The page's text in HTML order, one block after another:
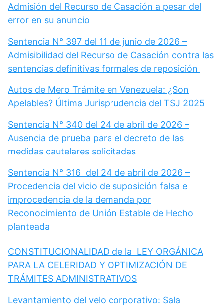
Admisión del Recurso de Casación a pesar del
error en su anuncio
Sentencia N° 397 del 11 de junio de 2026 –
Admisibilidad del Recurso de Casación contra las
sentencias definitivas formales de reposición
Autos de Mero Trámite en Venezuela: ¿Son
Apelables? Última Jurisprudencia del TSJ 2025
Sentencia N° 340 del 24 de abril de 2026 –
Ausencia de prueba para el decreto de las
medidas cautelares solicitadas
Sentencia N° 316 del 24 de abril de 2026 –
Procedencia del vicio de suposición falsa e
improcedencia de la demanda por
Reconocimiento de Unión Estable de Hecho
planteada
CONSTITUCIONALIDAD de la LEY ORGÁNICA
PARA LA CELERIDAD Y OPTIMIZACIÓN DE
TRÁMITES ADMINISTRATIVOS
Levantamiento del velo corporativo: Sala